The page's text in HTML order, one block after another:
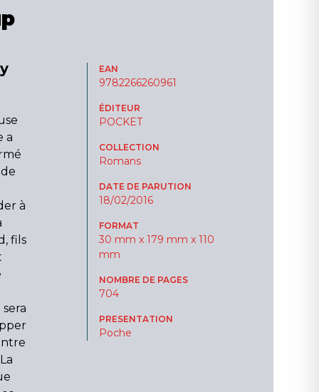
a
à
fils
EAN
9782266260961
ÉDITEUR
POCKET
COLLECTION
Romans
DATE DE PARUTION
18/02/2016
FORMAT
30 mm x 179 mm x 110
mm
NOMBRE DE PAGES
704
PRESENTATION
Poche